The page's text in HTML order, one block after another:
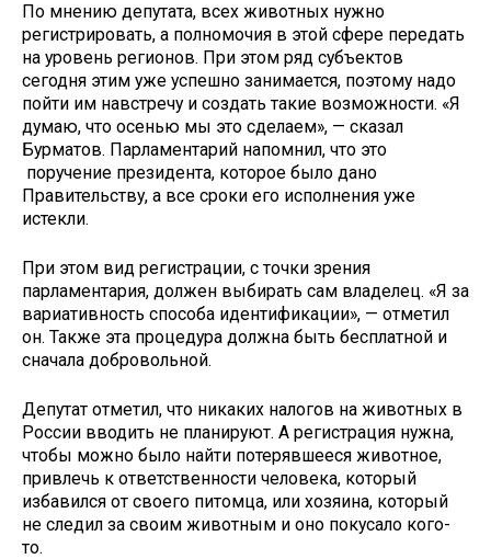
По мнению депутата, всех животных нужно
регистрировать, а полномочия в этой сфере передать
на уровень регионов. При этом ряд субъектов
сегодня этим уже успешно занимается, поэтому надо
пойти им навстречу и создать такие возможности. «Я
думаю, что осенью мы это сделаем», — сказал
Бурматов. Парламентарий напомнил, что это
поручение президента, которое было дано
Правительству, а все сроки его исполнения уже
истекли.
При этом вид регистрации, с точки зрения
парламентария, должен выбирать сам владелец. «Я за
вариативность способа идентификации», — отметил
он. Также эта процедура должна быть бесплатной и
сначала добровольной.
Депутат отметил, что никаких налогов на животных в
России вводить не планируют. А регистрация нужна,
чтобы можно было найти потерявшееся животное,
привлечь к ответственности человека, который
избавился от своего питомца, или хозяина, который
не следил за своим животным и оно покусало кого-
то.